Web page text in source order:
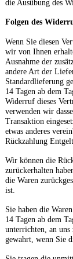
die Ausübung des
Folgen des
Wenn Sie diesen
wir von Ihnen
Ausnahme der
andere Art der
Standardlieferung
14Tagen ab dem
Widerruf dieses
verwenden wir
Transaktion
etwas anderes
Rückzahlung
Wir können die
zurückerhalten
die Waren
ist.
Sie haben die
14Tagen ab dem
unterrichten, an uns
gewahrt, wenn Sie